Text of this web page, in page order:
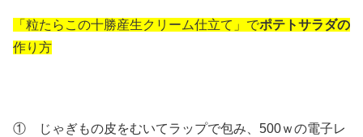
「粒たらこの十勝産生クリーム仕立て」でポテトサラダの
作り方
① じゃぎもの皮をむいてラップで包み、500ｗの電子レ